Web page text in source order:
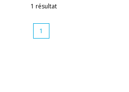
1 résultat
1